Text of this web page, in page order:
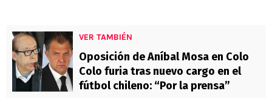
VER TAMBIÉN
Oposición de Aníbal Mosa en Colo
Colo furia tras nuevo cargo en el
fútbol chileno: “Por la prensa”